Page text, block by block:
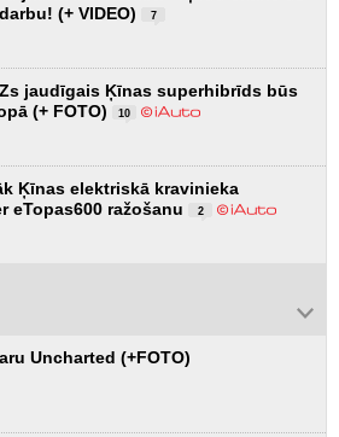
(+ VIDEO)
7
jaudīgais Ķīnas superhibrīds būs
(+ FOTO)
10
Ķīnas elektriskā kravinieka
eTopas600 ražošanu
2
Uncharted (+FOTO)